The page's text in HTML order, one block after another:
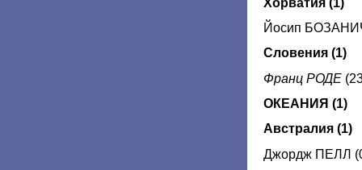
Йосип
Словения (1)
Франц РОДЕ
ОКЕАНИЯ (1)
Австралия (1)
Джордж ПЕЛЛ